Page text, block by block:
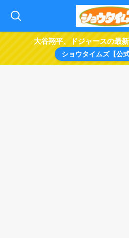
大谷翔平、ドジャースの最
ショウタイムズ【公